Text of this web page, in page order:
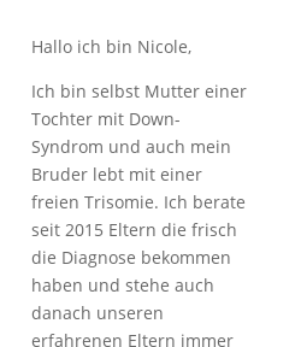
Hallo ich bin Nicole,
Ich bin selbst Mutter einer
Tochter mit Down-
Syndrom und auch mein
Bruder lebt mit einer
freien Trisomie. Ich berate
seit 2015 Eltern die frisch
die Diagnose bekommen
haben und stehe auch
danach unseren
erfahrenen Eltern immer